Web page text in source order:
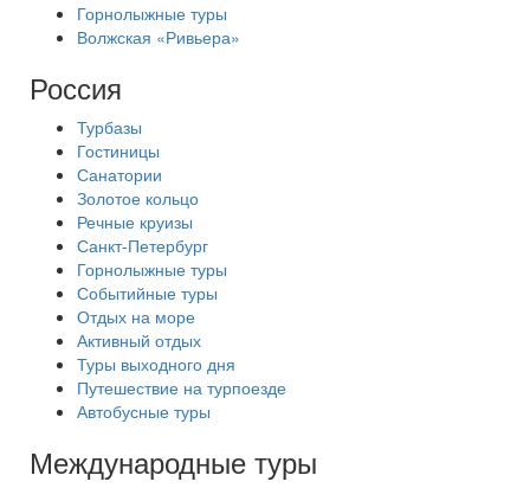
Горнолыжные туры
Волжская «Ривьера»
Россия
Турбазы
Гостиницы
Санатории
Золотое кольцо
Речные круизы
Санкт-Петербург
Горнолыжные туры
Событийные туры
Отдых на море
Активный отдых
Туры выходного дня
Путешествие на турпоезде
Автобусные туры
Международные туры